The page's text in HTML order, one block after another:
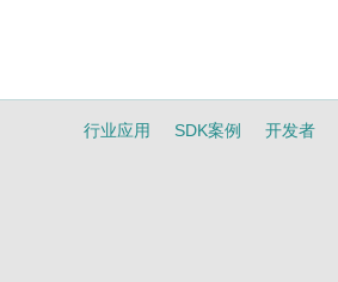
行业应用 SDK案例 开发者